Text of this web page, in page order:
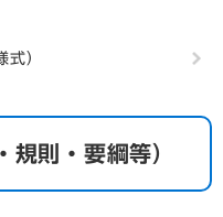
式）
規則・要綱等）